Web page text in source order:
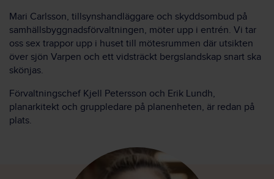
Mari Carlsson, tillsynshandläggare och skyddsombud på
samhällsbyggnadsförvaltningen, möter upp i entrén. Vi tar
oss sex trappor upp i huset till mötesrummen där utsikten
över sjön Varpen och ett vidsträckt bergslandskap snart ska
skönjas.
Förvaltningschef Kjell Petersson och Erik Lundh,
planarkitekt och gruppledare på planenheten, är redan på
plats.